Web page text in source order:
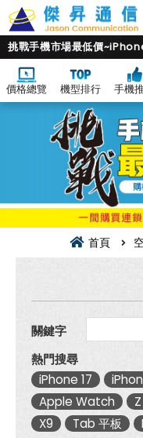
耳
價
幅
度
挑戰手機市場最低價
價格總覽 機型排行 手機
首頁
關鍵字
熱門搜尋
iPhone 17
Apple Watch
X9
Tab 平板